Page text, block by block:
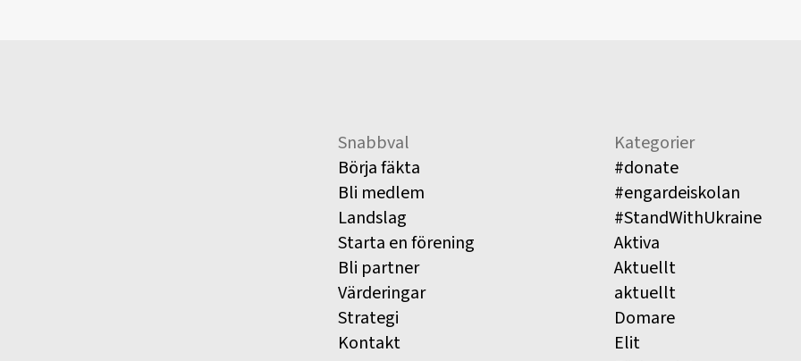
Snabbval
Börja fäkta
Bli medlem
Landslag
Starta en förening
Bli partner
Värderingar
Strategi
Kontakt
Kategorier
#donate
#engardeiskolan
#StandWithUkraine
Aktiva
Aktuellt
aktuellt
Domare
Elit